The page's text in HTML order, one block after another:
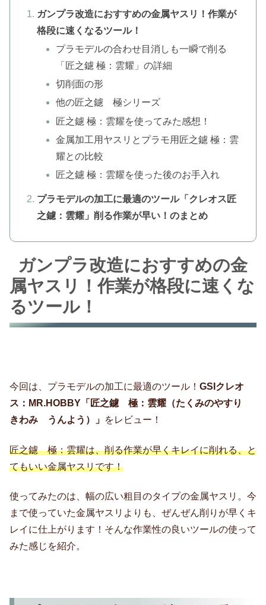
ガンプラ改造におすすめの金属ヤスリ！作業が
格段に速くなるツール！
プラモデルの合わせ目消しも一瞬で削る
「匠之鑢 極：雲耀」の詳細
切削面の形
他の匠之鑢 極シリーズ
匠之鑢 極：雲耀を使ってみた感想！
金属加工用ヤスリとプラモ用匠之鑢 極：雲
耀との比較
匠之鑢 極：雲耀を使った後のお手入れ
プラモデルの加工に最適のツール「クレオス匠
之鑢：雲耀」削る作業が早い！のまとめ
ガンプラ改造におすすめの金
属ヤスリ！作業が格段に速くな
るツール！
今回は、プラモデルの加工に最適のツール！ GSIクレオ
ス：MR.HOBBY「匠之鑢 極：雲耀（たくみのやすり
きわみ うんよう）」 をレビュー！
匠之鑢 極：雲耀は、削る作業が早くキレイに削れる、と
てもいい金属ヤスリです！
使ってみたのは、幅の広い粗目のタイプの金属ヤスリ。今
まで使っていた金属ヤスリよりも、ぜんぜん削りが早くキ
レイに仕上がります！そんな作業性の良いツールの使って
みた感じを紹介。